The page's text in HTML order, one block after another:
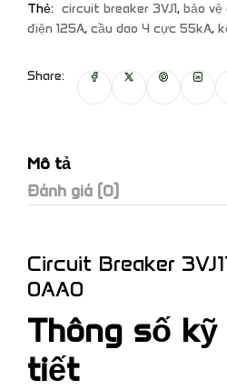
Thẻ: circuit breaker 3VJ1, bảo
điện 125A, cầu dao 4 cực 55kA,
Share:
Mô tả
Đánh giá (0)
Circuit Breaker
0AA0
Thông số
tiết